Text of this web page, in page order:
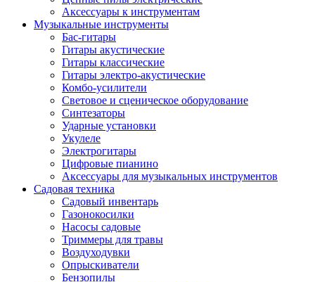
Аксессуары к инструментам
Музыкальные инструменты
Бас-гитары
Гитары акустические
Гитары классические
Гитары электро-акустические
Комбо-усилители
Световое и сценическое оборудование
Синтезаторы
Ударные установки
Укулеле
Электрогитары
Цифровые пианино
Аксессуары для музыкальных инструментов
Садовая техника
Садовый инвентарь
Газонокосилки
Насосы садовые
Триммеры для травы
Воздуходувки
Опрыскиватели
Бензопилы